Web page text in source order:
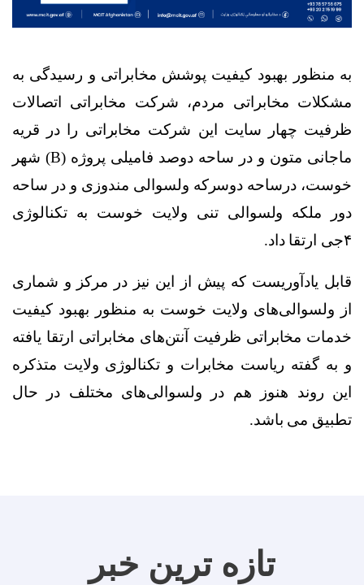
به منظور بهبود کیفیت پوشش مخابراتی و رسیدگی به
مشکلات مخابراتی مردم، شرکت مخابراتی اتصالات
ظرفیت چهار سایت‌ این شرکت مخابراتی را در قریه
ماجانی متون و در ساحه دوصد فامیلی پروژه (B) شهر
خوست، درساحه دوسرکه ولسوالی مندوزی و در ساحه
دور ملکه ولسوالی تنی ولایت خوست به تکنالوژی
۴جی ارتقا داد.
قابل یادآوریست که پیش از این نیز در مرکز و شماری
از ولسوالی‌های ولایت خوست به منظور بهبود کیفیت
خدمات مخابراتی ظرفیت آنتن‌های مخابراتی ارتقا یافته
و به گفته ریاست مخابرات و تکنالوژی ولایت متذکره
این روند هنوز هم در ولسوالی‌های مختلف در حال
تطبیق می باشد.
تازه ترین خبر